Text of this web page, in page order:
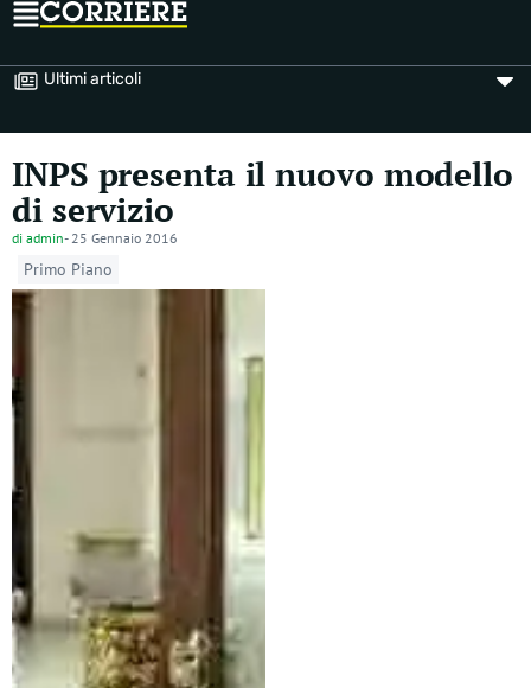
Ultimi articoli
INPS presenta il nuovo modello
di servizio
di admin- 25 Gennaio 2016
Primo Piano